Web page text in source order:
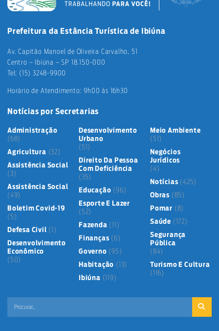
Prefeitura da Estância Turística de Ibiúna
Av. Capitão Manoel de Oliveira Carvalho, 51
Centro – Ibiúna – SP 18.150-000
Tel: (15) 3248-9900
Horário de Atendimento: 9h00 às 16h30
Notícias por Secretarias
Administração
(68)
Agricultura (32)
Assistência Social
(3)
Assistência Social
(49)
Boletim Covid-19
(5)
Defesa Civil (1)
Desenvolvimento
Econômico
(50)
Desenvolvimento
Urbano
(51)
Direito Da Pessoa
Com Deficiência
(35)
Educação (96)
Esporte E Lazer
(52)
Fazenda (11)
Finanças (6)
Governo (95)
Habitação (13)
Ibiúna (119)
Meio Ambiente
(51)
Negócios
Jurídicos
(4)
Notícias (425)
Obras (85)
Pomar (8)
Saúde (172)
Segurança
Pública
(84)
Turismo E Cultura
(116)